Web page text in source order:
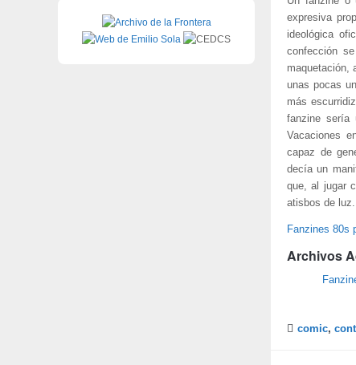
expresiva
ideológica
confección
maquetación,
unas pocas
más
fanzine sería
Vacaciones
capaz de
decía un
que, al jugar
atisbos de
Fanzines 80s
Archivos
comic,